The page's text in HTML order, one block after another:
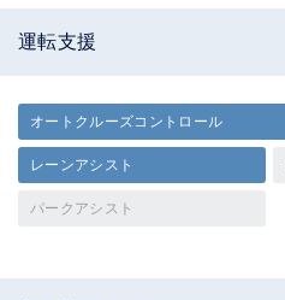
運転支援
オートクルーズコントロール
レーンアシスト
パークアシスト